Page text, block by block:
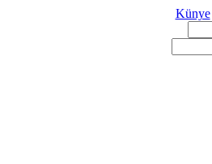
Künye